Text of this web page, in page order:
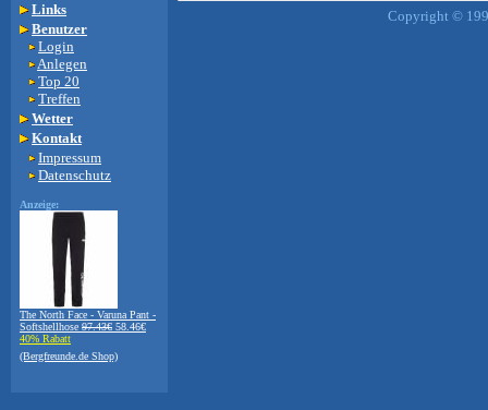
Links
Benutzer
Login
Anlegen
Top 20
Treffen
Wetter
Kontakt
Impressum
Datenschutz
Anzeige:
The North Face - Varuna Pant -
Softshellhose 97.43€ 58.46€
40% Rabatt
(Bergfreunde.de Shop)
Copyright ©